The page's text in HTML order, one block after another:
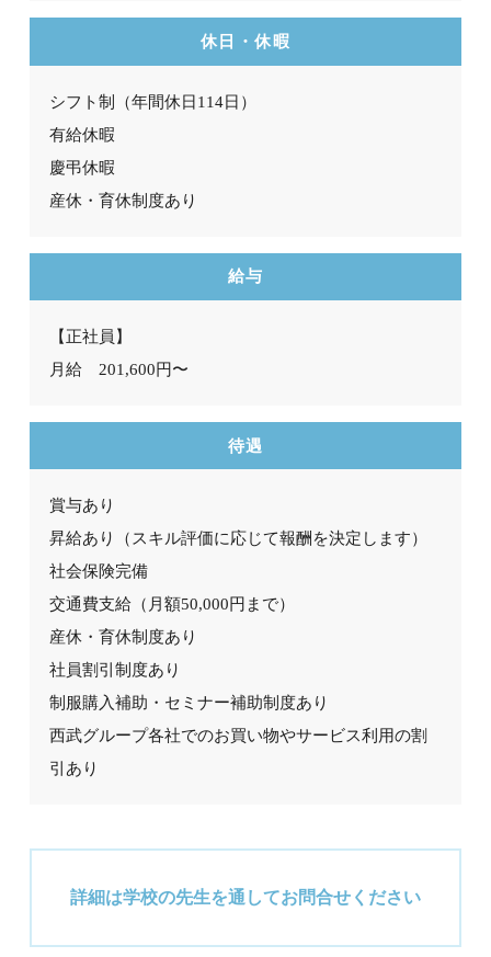
休日・休暇
シフト制（年間休日114日）
有給休暇
慶弔休暇
産休・育休制度あり
給与
【正社員】
月給 201,600円〜
待遇
賞与あり
昇給あり
（スキル評価に応じて報酬を決定します）
社会保険完備
交通費支給（月額50,000円まで）
産休・育休制度あり
社員割引制度あり
制服購入補助・セミナー補助制度あり
西武グループ各社でのお買い物やサービス利用の割
引あり
詳細は学校の先生を通してお問合せください